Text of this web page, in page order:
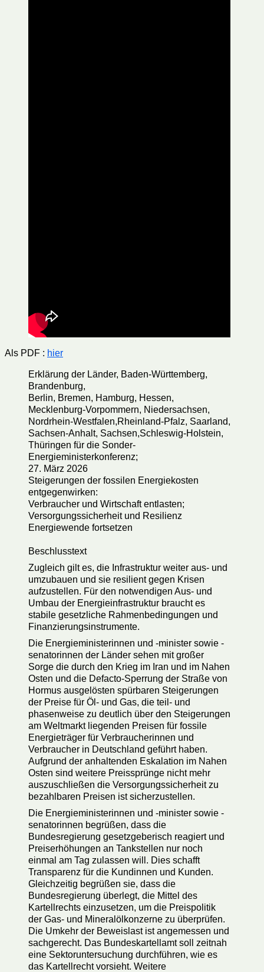
Als PDF : hier
Erklärung der Länder, Baden-Württemberg,
Brandenburg,
Berlin, Bremen, Hamburg, Hessen,
Mecklenburg-Vorpommern, Niedersachsen,
Nordrhein-Westfalen,Rheinland-Pfalz, Saarland,
Sachsen-Anhalt, Sachsen,Schleswig-Holstein,
Thüringen für die Sonder-
Energieministerkonferenz;
27. März 2026
Steigerungen der fossilen Energiekosten
entgegenwirken:
Verbraucher und Wirtschaft entlasten;
Versorgungssicherheit und Resilienz
Energiewende fortsetzen
Beschlusstext
Zugleich gilt es, die Infrastruktur weiter aus- und
umzubauen und sie resilient gegen Krisen
aufzustellen. Für den notwendigen Aus- und
Umbau der Energieinfrastruktur braucht es
stabile gesetzliche Rahmenbedingungen und
Finanzierungsinstrumente.
Die Energieministerinnen und -minister sowie -
senatorinnen der Länder sehen mit großer
Sorge die durch den Krieg im Iran und im Nahen
Osten und die Defacto-Sperrung der Straße von
Hormus ausgelösten spürbaren Steigerungen
der Preise für Öl- und Gas, die teil- und
phasenweise zu deutlich über den Steigerungen
am Weltmarkt liegenden Preisen für fossile
Energieträger für Verbraucherinnen und
Verbraucher in Deutschland geführt haben.
Aufgrund der anhaltenden Eskalation im Nahen
Osten sind weitere Preissprünge nicht mehr
auszuschließen die Versorgungssicherheit zu
bezahlbaren Preisen ist sicherzustellen.
Die Energieministerinnen und -minister sowie -
senatorinnen begrüßen, dass die
Bundesregierung gesetzgeberisch reagiert und
Preiserhöhungen an Tankstellen nur noch
einmal am Tag zulassen will. Dies schafft
Transparenz für die Kundinnen und Kunden.
Gleichzeitig begrüßen sie, dass die
Bundesregierung überlegt, die Mittel des
Kartellrechts einzusetzen, um die Preispolitik
der Gas- und Mineralölkonzerne zu überprüfen.
Die Umkehr der Beweislast ist angemessen und
sachgerecht. Das Bundeskartellamt soll zeitnah
eine Sektoruntersuchung durchführen, wie es
das Kartellrecht vorsieht. Weitere